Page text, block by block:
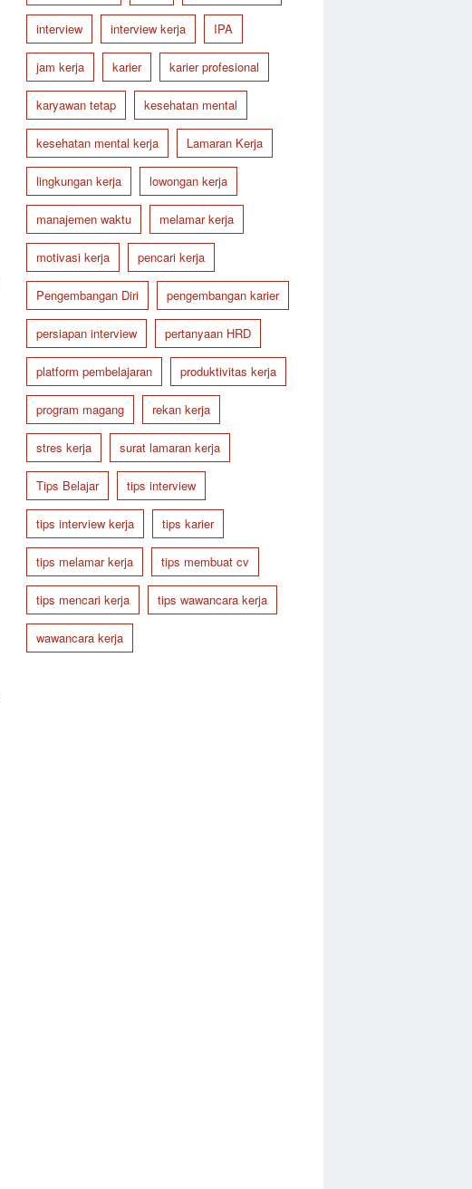
interview interview kerja IPA
jam kerja karier karier profesional
karyawan tetap kesehatan mental
kesehatan mental kerja Lamaran Kerja
lingkungan kerja lowongan kerja
manajemen waktu melamar kerja
motivasi kerja pencari kerja
Pengembangan Diri pengembangan karier
persiapan interview pertanyaan HRD
platform pembelajaran produktivitas kerja
program magang rekan kerja
stres kerja surat lamaran kerja
Tips Belajar tips interview
tips interview kerja tips karier
tips melamar kerja tips membuat cv
tips mencari kerja tips wawancara kerja
wawancara kerja